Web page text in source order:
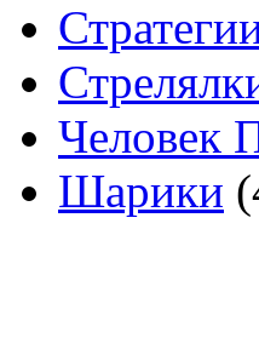
Человек
Шарики